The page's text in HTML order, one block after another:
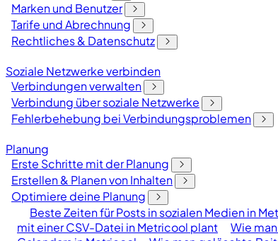
Marken und Benutzer
Tarife und Abrechnung
Rechtliches & Datenschutz
Soziale Netzwerke verbinden
Verbindungen verwalten
Verbindung über soziale Netzwerke
Fehlerbehebung bei Verbindungsproblemen
Planung
Erste Schritte mit der Planung
Erstellen & Planen von Inhalten
Optimiere deine Planung
Beste Zeiten für Posts in sozialen Medien in
mit einer CSV-Datei in Metricool plant
Wie